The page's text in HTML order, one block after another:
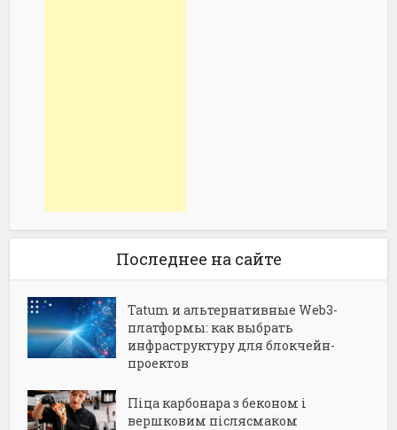
Последнее на сайте
Tatum и альтернативные Web3-
платформы: как выбрать
инфраструктуру для блокчейн-
проектов
Піца карбонара з беконом і
вершковим післясмаком